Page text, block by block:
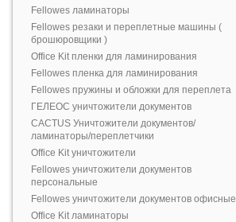
Fellowes ламинаторы
Fellowes резаки и переплетные машины (
брошюровщики )
Office Kit пленки для ламинирования
Fellowes пленка для ламинирования
Fellowes пружины и обложки для переплета
ГЕЛЕОС уничтожители документов
CACTUS Уничтожители документов/
ламинаторы/переплетчики
Office Kit уничтожители
Fellowes уничтожители документов
персональные
Fellowes уничтожители документов офисные
Office Kit ламинаторы